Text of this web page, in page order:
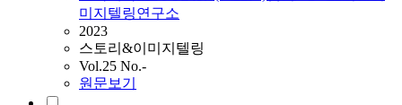
미지텔링연구소
2023
스토리&이미지텔링
Vol.25 No.-
원문보기